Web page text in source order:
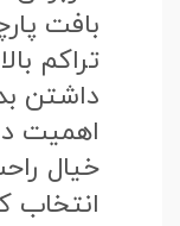
بافت
تراکم
داشتن
اهمیت
خیال
انتخاب